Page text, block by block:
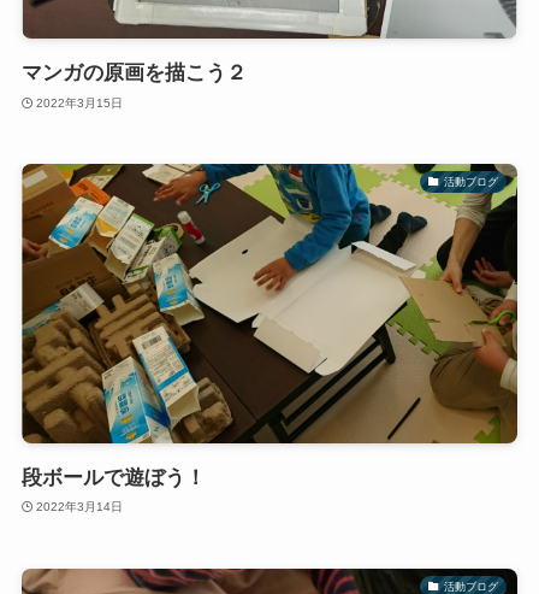
マンガの原画を描こう２
2022年3月15日
活動ブログ
段ボールで遊ぼう！
2022年3月14日
活動ブログ